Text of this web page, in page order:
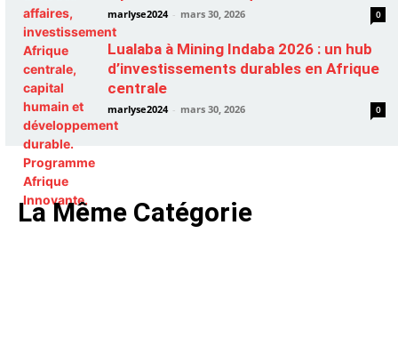
marlyse2024 - mars 30, 2026 0
Lualaba à Mining Indaba 2026 : un hub
d’investissements durables en Afrique
centrale
marlyse2024 - mars 30, 2026 0
La Même Catégorie